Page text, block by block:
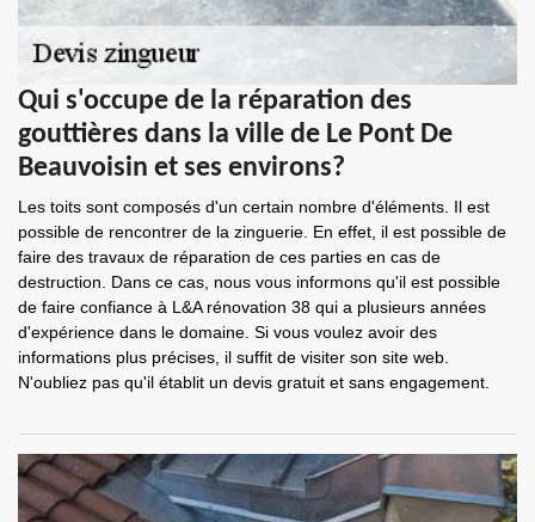
Qui s'occupe de la réparation des
gouttières dans la ville de Le Pont De
Beauvoisin et ses environs?
Les toits sont composés d'un certain nombre d'éléments. Il est
possible de rencontrer de la zinguerie. En effet, il est possible de
faire des travaux de réparation de ces parties en cas de
destruction. Dans ce cas, nous vous informons qu'il est possible
de faire confiance à L&A rénovation 38 qui a plusieurs années
d'expérience dans le domaine. Si vous voulez avoir des
informations plus précises, il suffit de visiter son site web.
N'oubliez pas qu'il établit un devis gratuit et sans engagement.